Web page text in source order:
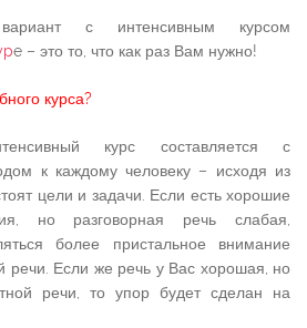
с интенсивным курсом
e – это то, что как раз Вам нужно!
курса?
курс составляется с
к каждому человеку – исходя из
цели и задачи. Если есть хорошие
но разговорная речь слабая,
более пристальное внимание
речи. Если же речь у Вас хорошая, но
речи, то упор будет сделан на